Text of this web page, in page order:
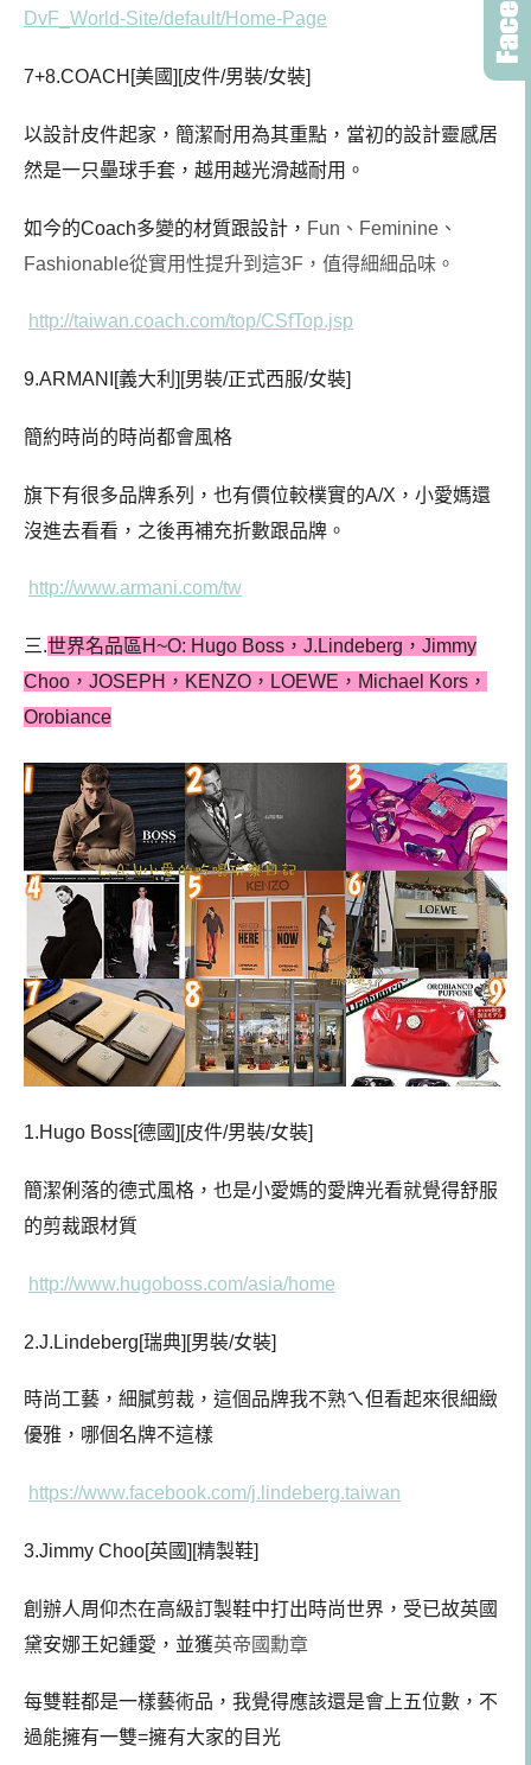
DvF_World-Site/default/Home-Page
7+8.COACH[美國][皮件/男裝/女裝]
以設計皮件起家，簡潔耐用為其重點，當初的設計靈感居
然是一只壘球手套，越用越光滑越耐用。
如今的Coach多變的材質跟設計， Fun、Feminine、
Fashionable從實用性提升到這3F，值得細細品味。
http://taiwan.coach.com/top/CSfTop.jsp
9.ARMANI[義大利][男裝/正式西服/女裝]
簡約時尚的時尚都會風格
旗下有很多品牌系列，也有價位較樸實的A/X，小愛媽還
沒進去看看，之後再補充折數跟品牌。
http://www.armani.com/tw
三.世界名品區H~O: Hugo Boss，J.Lindeberg，Jimmy
Choo，JOSEPH，KENZO，LOEWE，Michael Kors，
Orobiance
1.Hugo Boss[德國][皮件/男裝/女裝]
簡潔俐落的德式風格，也是小愛媽的愛牌光看就覺得舒服
的剪裁跟材質
http://www.hugoboss.com/asia/home
2.J.Lindeberg[瑞典][男裝/女裝]
時尚工藝，細膩剪裁，這個品牌我不熟ㄟ但看起來很細緻
優雅，哪個名牌不這樣
https://www.facebook.com/j.lindeberg.taiwan
3.Jimmy Choo[英國][精製鞋]
創辦人周仰杰在高級訂製鞋中打出時尚世界，受已故英國
黛安娜王妃鍾愛，並獲英帝國勳章
每雙鞋都是一樣藝術品，我覺得應該還是會上五位數，不
過能擁有一雙=擁有大家的目光